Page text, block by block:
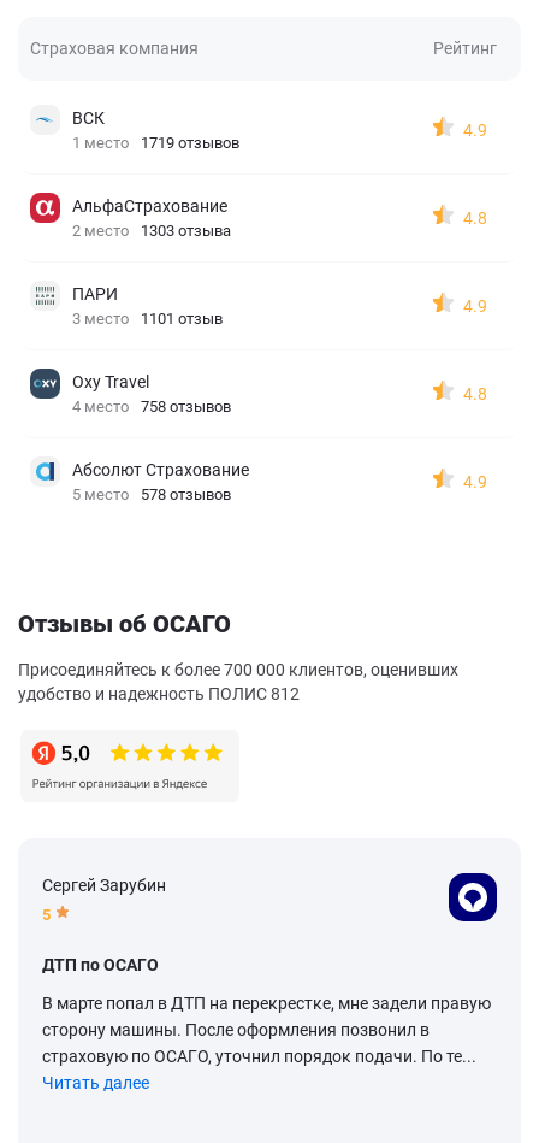
Страховая компания Рейтинг
ВСК
1 место 1719 отзывов
4.9
АльфаСтрахование
2 место 1303 отзыва
4.8
ПАРИ
3 место 1101 отзыв
4.9
Oxy Travel
4 место 758 отзывов
4.8
Абсолют Страхование
5 место 578 отзывов
4.9
Отзывы об ОСАГО
Присоединяйтесь к более 700 000 клиентов, оценивших
удобство и надежность ПОЛИС 812
Сергей Зарубин
5
ДТП по ОСАГО
В марте попал в ДТП на перекрестке, мне задели правую
сторону машины. После оформления позвонил в
страховую по ОСАГО, уточнил порядок подачи. По те...
Читать далее